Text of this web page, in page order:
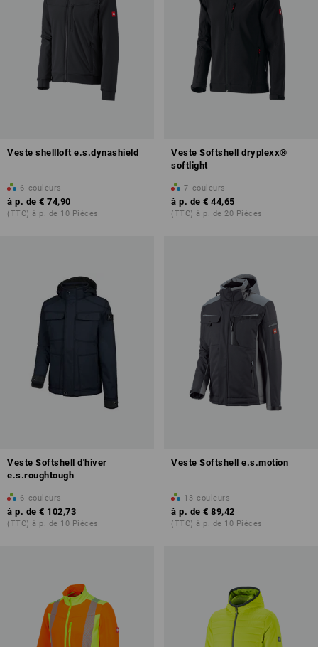
Veste shellloft e.s.dynashield
6 couleurs
à p. de € 74,90
(TTC) à p. de 10 Pièces
Veste Softshell dryplexx®
softlight
7 couleurs
à p. de € 44,65
(TTC) à p. de 20 Pièces
Veste Softshell d'hiver
e.s.roughtough
6 couleurs
à p. de € 102,73
(TTC) à p. de 10 Pièces
Veste Softshell e.s.motion
13 couleurs
à p. de € 89,42
(TTC) à p. de 10 Pièces